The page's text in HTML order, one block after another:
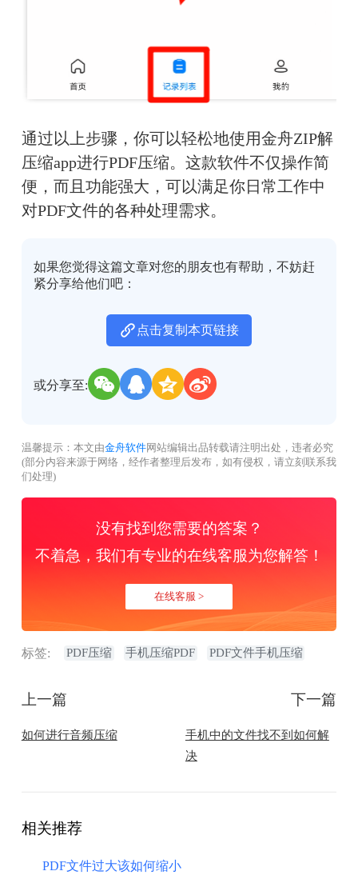
通过以上步骤，你可以轻松地使用金舟ZIP解
压缩app进行PDF压缩。这款软件不仅操作简
便，而且功能强大，可以满足你日常工作中
对PDF文件的各种处理需求。
如果您觉得这篇文章对您的朋友也有帮助，不妨赶
紧分享给他们吧：
点击复制本页链接
或分享至:
温馨提示：本文由金舟软件网站编辑出品转载请注明出处，违者必究
(部分内容来源于网络，经作者整理后发布，如有侵权，请立刻联系我
们处理)
没有找到您需要的答案？
不着急，我们有专业的在线客服为您解答！
在线客服 >
标签: PDF压缩 手机压缩PDF PDF文件手机压缩
上一篇
如何进行音频压缩
下一篇
手机中的文件找不到如何解
决
相关推荐
PDF文件过大该如何缩小